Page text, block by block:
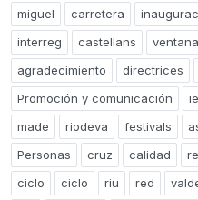
miguel
carretera
interreg
castellans ventana
agradecimiento
directrices
Promoción y comunicación
made
riodeva festivals
Personas
cruz calidad
ciclo
ciclo riu red